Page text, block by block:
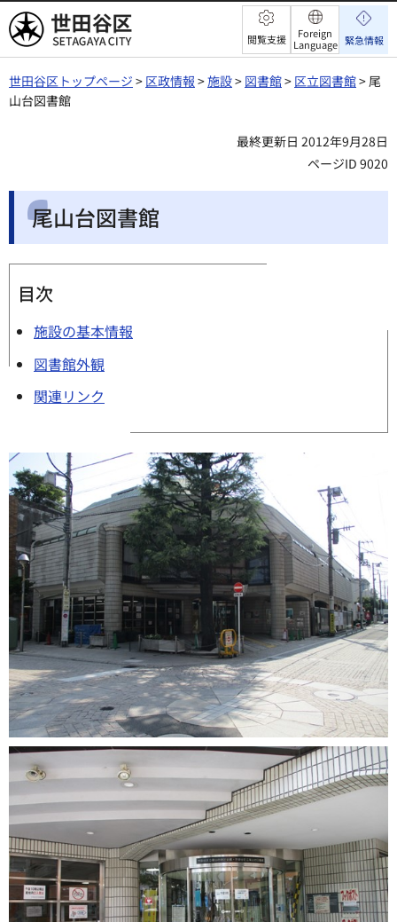
世田谷区 閲覧支援
Foreign
Language 緊急情報
世田谷区トップページ > 区政情報 >施設> 図書館> 区立図書館> 尾
山台図書館
最終更新日 2012年9月28日
ページID 9020
尾山台図書館
目次
施設の基本情報
図書館外観
関連リンク